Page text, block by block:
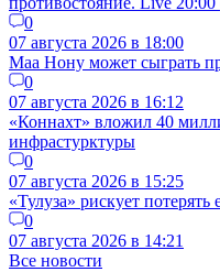
0
07 августа 2026 в 18:00
Маа Нону может сыграть
0
07 августа 2026 в 16:12
«Коннахт» вложил 40
инфрастурктуры
0
07 августа 2026 в 15:25
«Тулуза» рискует
0
07 августа 2026 в 14:21
Все новости